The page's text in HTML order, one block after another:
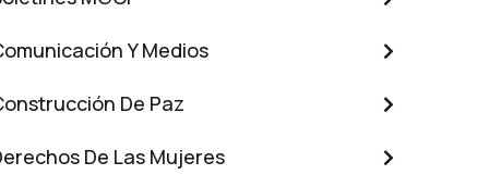
Y Medios
De Paz
De Las Mujeres